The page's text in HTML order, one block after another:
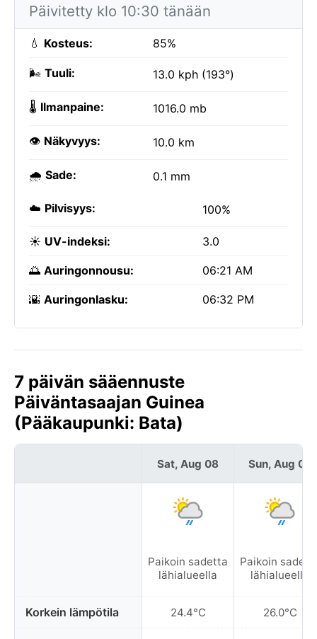
Päivitetty klo 10:30 tänään
💧 Kosteus: 85%
🌬️ Tuuli: 13.0 kph (193°)
🌡️ Ilmanpaine: 1016.0 mb
👁️ Näkyvyys: 10.0 km
🌧️ Sade: 0.1 mm
☁️ Pilvisyys: 100%
☀️ UV-indeksi: 3.0
🌅 Auringonnousu: 06:21 AM
🌇 Auringonlasku: 06:32 PM
7 päivän sääennuste
Päiväntasaajan Guinea
(Pääkaupunki: Bata)
Korkein lämpötila
Sat, Aug 08
Paikoin sadetta
lähialueella
24.4°C
Sun, Aug 09
Paikoin
lähialueella
26.0°C